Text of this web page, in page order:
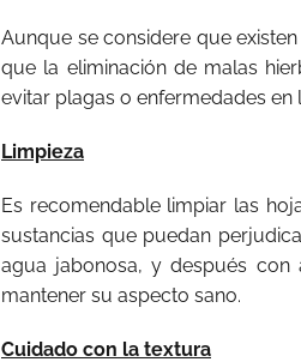
Aunque se considere que
que la eliminación de malas
evitar plagas o enfermedades en
Limpieza
Es recomendable limpiar las
sustancias que puedan
agua jabonosa, y después
mantener su aspecto sano.
Cuidado con la textura